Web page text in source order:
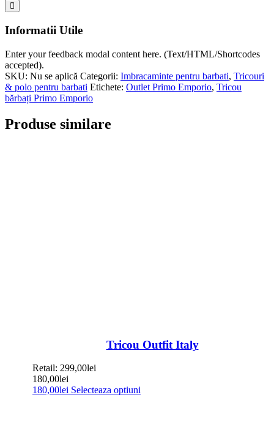
Informatii Utile
Enter your feedback modal content here. (Text/HTML/Shortcodes
accepted).
SKU: Nu se aplică Categorii: Imbracaminte pentru barbati, Tricouri
& polo pentru barbati Etichete: Outlet Primo Emporio, Tricou
bărbați Primo Emporio
Produse similare
Tricou Outfit Italy
Retail: 299,00lei
180,00lei
180,00lei Selecteaza optiuni